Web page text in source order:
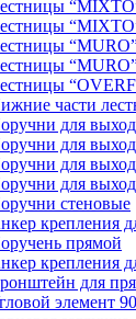
части
для
для
для
для
стеновые
крепления
прямой
крепления
для
элемент